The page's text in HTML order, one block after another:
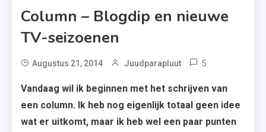
Column – Blogdip en nieuwe
TV-seizoenen
Augustus 21, 2014 Juudparapluut 5
Vandaag wil ik beginnen met het schrijven van
een column. Ik heb nog eigenlijk totaal geen idee
wat er uitkomt, maar ik heb wel een paar punten